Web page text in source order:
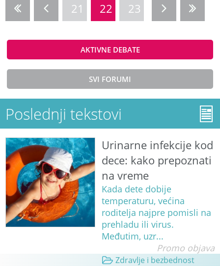
21 22 23
AKTIVNE DEBATE
SVI FORUMI
Poslednji tekstovi
Urinarne infekcije kod
dece: kako prepoznati
na vreme
Kada dete dobije
temperaturu, većina
roditelja najpre pomisli na
prehladu ili virus.
Međutim, uzr...
Promo objava
Zdravlje i bezbednost